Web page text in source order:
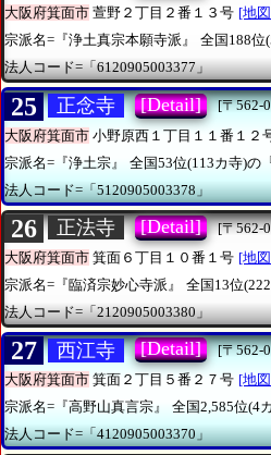
大阪府箕面市 萱野２丁目２番１３号 [地
宗派名=『浄土真宗本願寺派』
全国188位
法人コード=「6120905003377」
25 正念寺 [Detail]
[〒562-
大阪府箕面市 小野原西１丁目１１番１２
宗派名=『浄土宗』
全国53位(113カ寺)の
法人コード=「5120905003378」
26 正法寺 [Detail]
[〒562-
大阪府箕面市 箕面６丁目１０番１号 [地
宗派名=『臨済宗妙心寺派』
全国13位
法人コード=「2120905003380」
27 西江寺 [Detail]
[〒562-
大阪府箕面市 箕面２丁目５番２７号 [地
宗派名=『高野山真言宗』
全国2,585位(4
法人コード=「4120905003370」